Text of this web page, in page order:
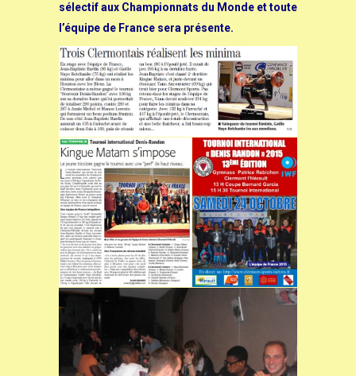
sélectif aux Championnats du Monde et toute
l’équipe de France sera présente.